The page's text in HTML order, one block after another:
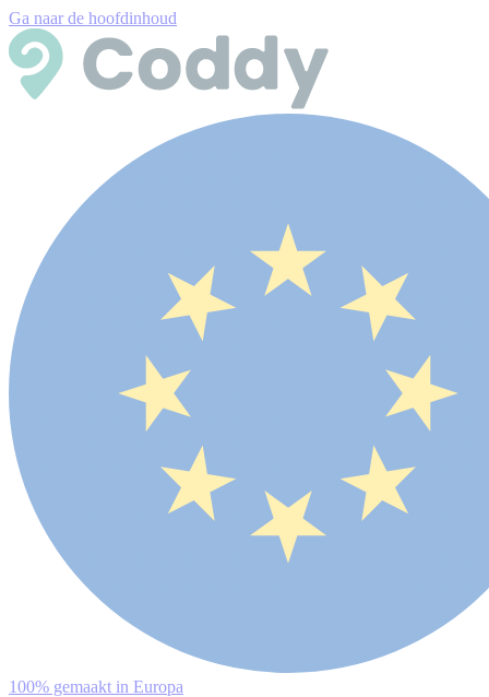
Ga naar de hoofdinhoud
100% gemaakt in Europa